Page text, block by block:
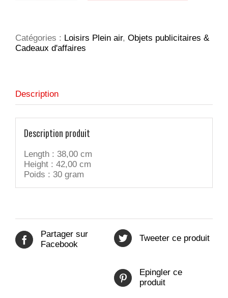
RPET
7L
Catégories : Loisirs Plein air, Objets publicitaires &
Cadeaux d'affaires
Description
Description produit
Length : 38,00 cm
Height : 42,00 cm
Poids : 30 gram
Partager sur
Facebook
Tweeter ce produit
Epingler ce
produit